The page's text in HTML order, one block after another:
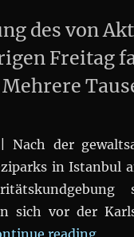
des von
Freitag
der
in Istanbul
sich vor der
reading